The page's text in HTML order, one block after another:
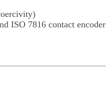
ISO 7816 contact encoder